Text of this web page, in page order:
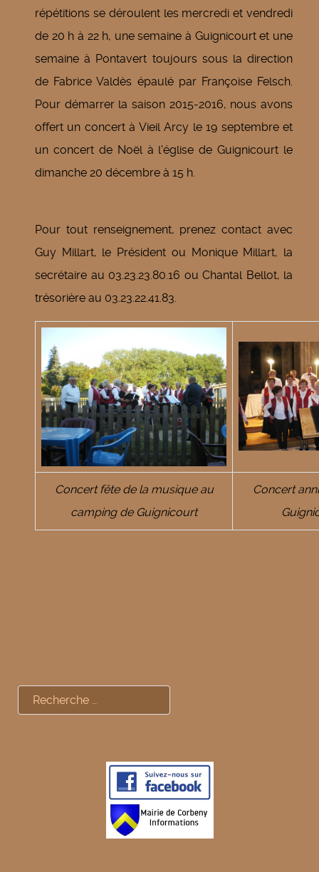
répétitions se déroulent les mercredi et vendredi
de 20 h à 22 h, une semaine à Guignicourt et une
semaine à Pontavert toujours sous la direction
de Fabrice Valdès épaulé par Françoise Felsch.
Pour démarrer la saison 2015-2016, nous avons
offert un concert à Vieil Arcy le 19 septembre et
un concert de Noël à l'église de Guignicourt le
dimanche 20 décembre à 15 h.
Pour tout renseignement, prenez contact avec
Guy Millart, le Président ou Monique Millart, la
secrétaire au 03.23.23.80.16 ou Chantal Bellot, la
trésorière au 03.23.22.41.83.
Concert fête de la musique au
camping de Guignicourt
Concert
Rechercher